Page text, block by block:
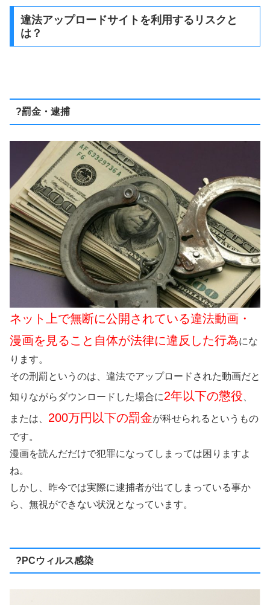
違法アップロードサイトを利用するリスクと
は？
?罰金・逮捕
ネット上で無断に公開されている違法動画・
漫画を見ること自体が法律に違反した行為にな
ります。
その刑罰というのは、違法でアップロードされた動画だと
知りながらダウンロードした場合に2年以下の懲役
または、 200万円以下の罰金が科せられるというもの
です。
漫画を読んだだけで犯罪になってしまっては困りますよ
ね。
しかし、昨今では実際に逮捕者が出てしまっている事か
ら、無視ができない状況となっています。
?PCウィルス感染